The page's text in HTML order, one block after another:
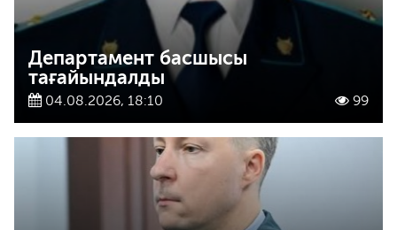
Департамент басшысы
тағайындалды
04.08.2026, 18:10 99